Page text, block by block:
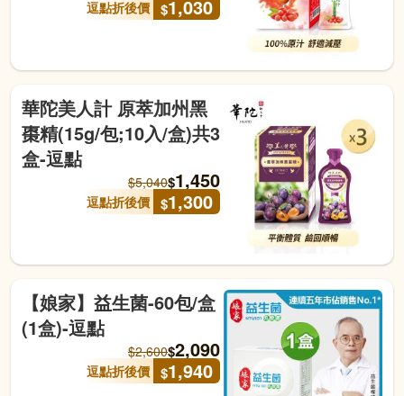
逗點折後價 $1,030
華陀美人計 原萃加州黑
棗精(15g/包;10入/盒)共3
盒-逗點
$5,040$1,450
逗點折後價 $1,300
【娘家】益生菌-60包/盒
(1盒)-逗點
$2,600$2,090
逗點折後價 $1,940